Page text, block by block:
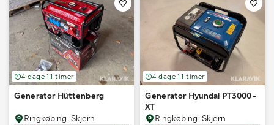
4 dage 11 timer
Generator Hüttenberg
Ringkøbing-Skjern
4 dage 11 timer
Generator Hyundai PT3000-
XT
Ringkøbing-Skjern